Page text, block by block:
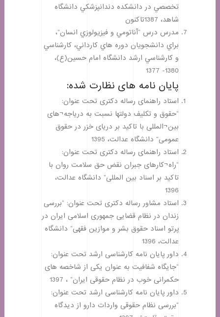
تخصصي در دانشكده دندانپزشكي دانشگاه
شاهد، 1387تاكنون
مدرس درس “آناتومي و فيزيولوزي انسان”،
براي دانشجويان دوره هاي كارداني، كارشناسي
و كارشناسي ارشد دانشگاه امام حسين(ع)،
1380- 1377
پایان نامه های نظارت شده:
استاد راهنمای رساله دکتری تحت عنوان:
“حقوق و تکلیف دولتها نسبت به دریاجه¬های
بین¬المللی با تاکید بر دریای خزر در حقوق
عمومی” دانشگاه عدالت، 1395
استاد راهنمای رساله دکتری تحت عنوان:
“راه¬کارهای جبران نقض حق سلامت روان با
تاکید بر اسناد بین المللی” دانشگاه عدالت،
1396
استاد مشاور رساله دکتری تحت عنوان: “بررسی
زندان در نظام قضایی جمهوری اسلامی ایران در
پرتو اسناد حقوق بشر و موازین فقهی” دانشگاه
عدالت، 1396
داور پایان نامه کارشناسی ارشد تحت عنوان:
“جایگاه شفافیت به عنوان یکی از شاخصه های
حکمرانی خوب در نظام حقوقی ایران” ، 1397
داور پایان نامه کارشناسی ارشد تحت عنوان:
“بررسی نظام حقوقی واردات دارو از دیدگاه